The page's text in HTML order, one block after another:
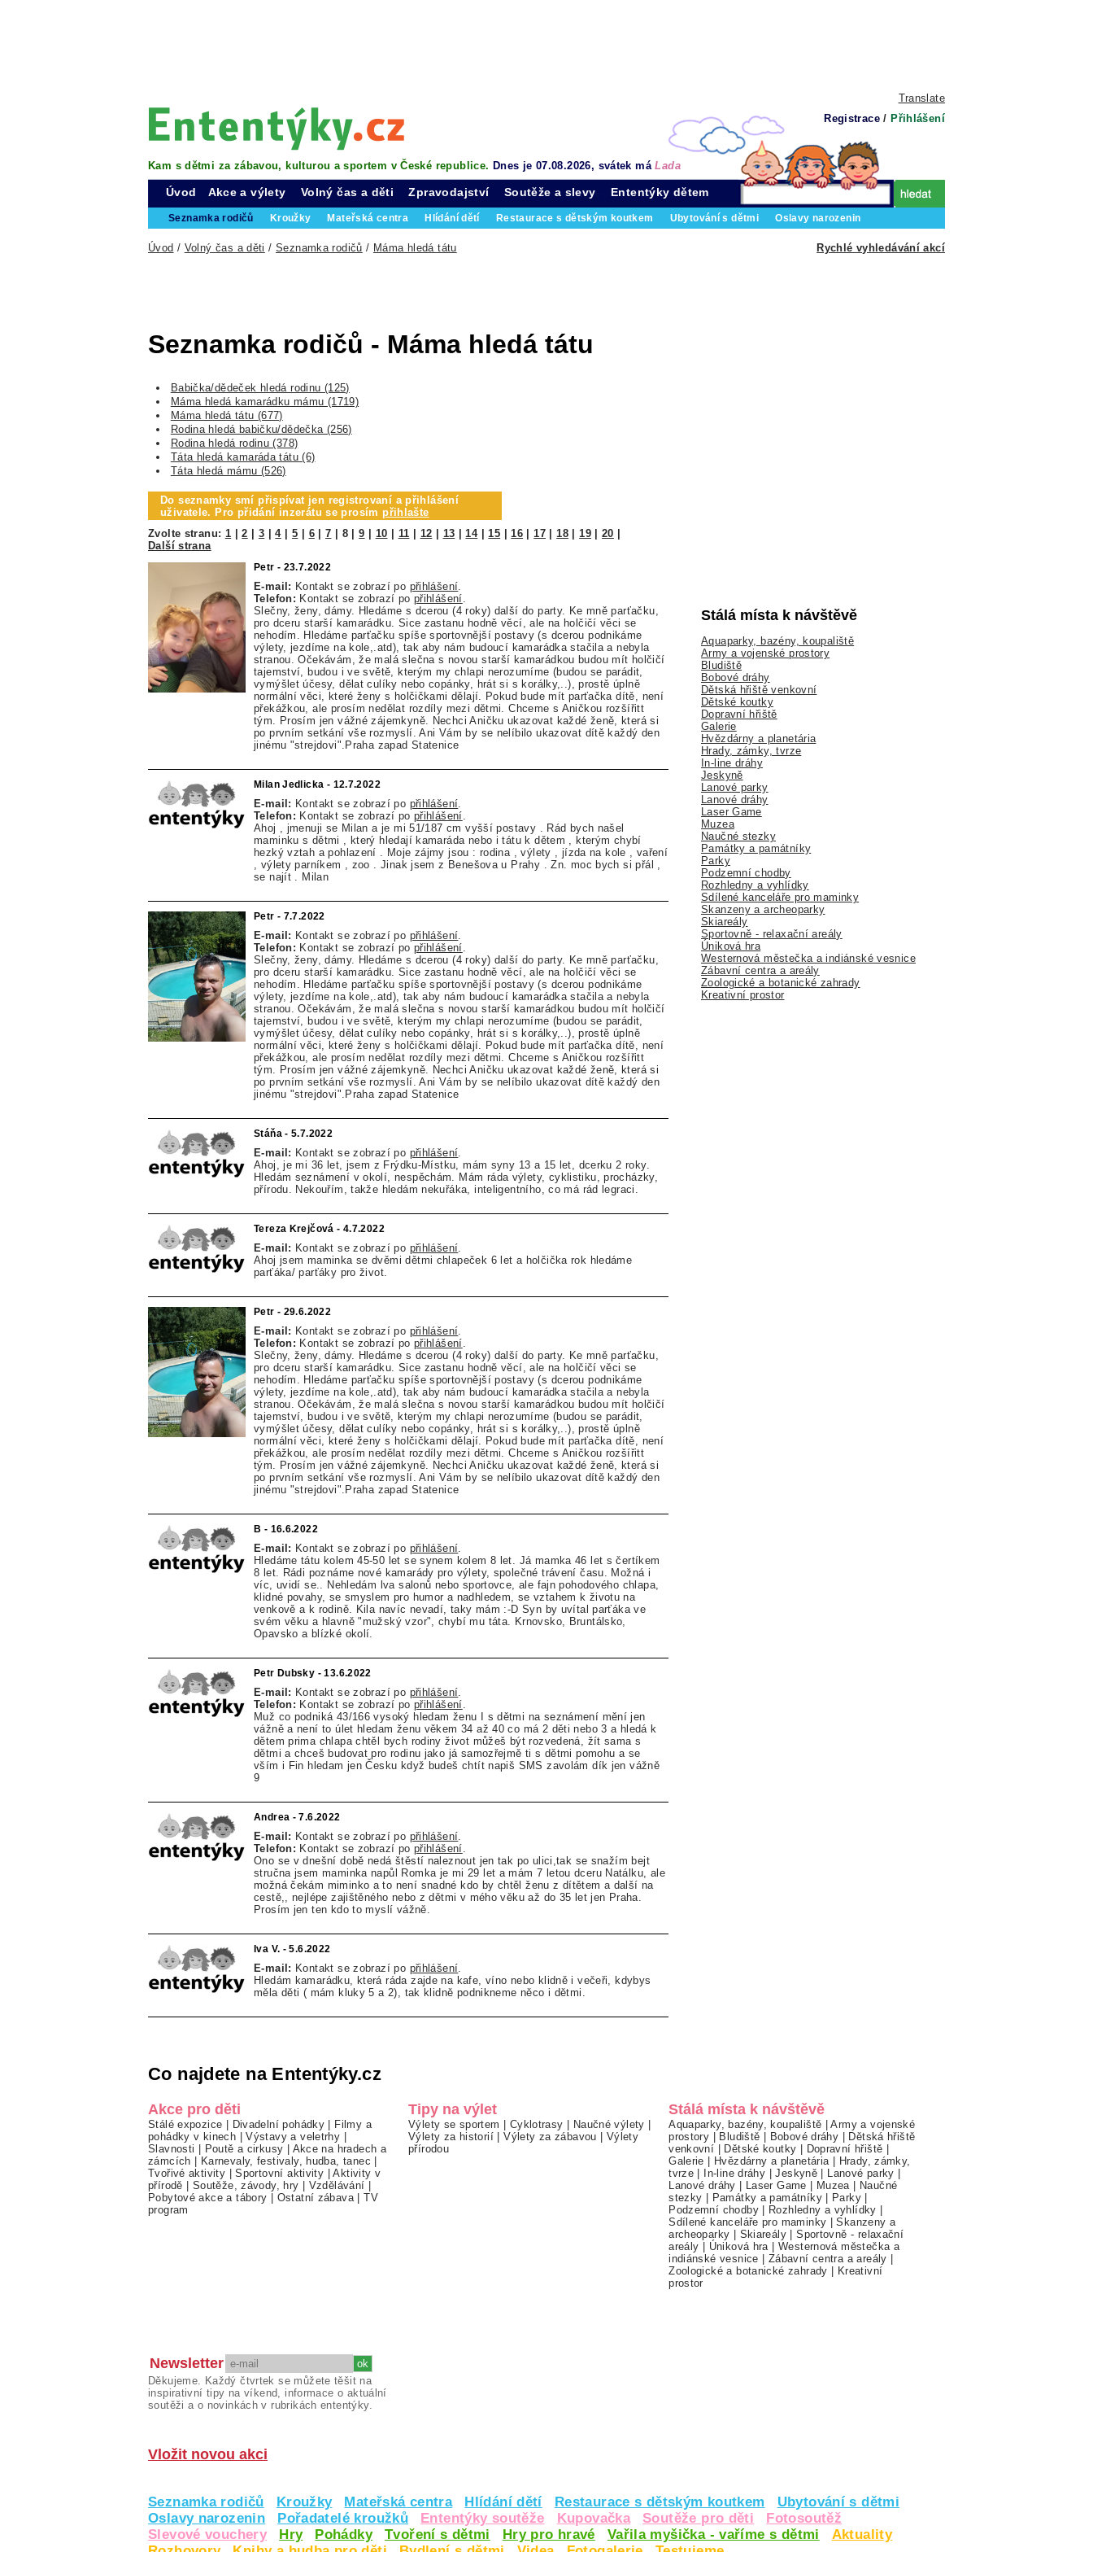
Translate
Registrace / Přihlášení
Kam s dětmi za zábavou, kulturou a sportem v České republice. Dnes je 07.08.2026, svátek máLada
Úvod Akce a výlety Volný čas a děti
Seznamka rodičů Kroužky Mateřská centra Hlídání dětí Restaurace s dětským koutkem Ubytování s dětmi Oslavy narozenin
Zpravodajství Soutěže a slevy Ententýky dětem
Rychlé vyhledávání akcí
Úvod / Volný čas a děti /Seznamka rodičů / Máma hledá tátu
Seznamka rodičů - Máma hledá tátu
Babička/dědeček hledá rodinu (125)
Máma hledá kamarádku mámu (1719)
Máma hledá tátu (677)
Rodina hledá babičku/dědečka (256)
Rodina hledá rodinu (378)
Táta hledá kamaráda tátu (6)
Táta hledá mámu (526)
Do seznamky smí přispívat jen registrovaní a přihlášení
uživatele. Pro přidání inzerátu se prosímpřihlašte
Zvolte stranu: 1 |2 3 |4| 5 6|7 8|9 10 11 12 13 |14|15 |16 |17 |18|19|20
Další strana
Petr - 23.7.2022
E-mail: Kontakt se zobrazí po přihlášení
Telefon: Kontakt se zobrazí po přihlášení
Slečny, ženy, dámy. Hledáme s dcerou (4 roky) další do party. Ke mně parťačku,
pro dceru starší kamarádku. Sice zastanu hodně věcí, ale na holčičí věci se
nehodím. Hledáme parťačku spíše sportovnější postavy (s dcerou podnikáme
výlety, jezdíme na kole,.atd), tak aby nám budoucí kamarádka stačila a nebyla
stranou. Očekávám, že malá slečna s novou starší kamarádkou budou mít holčičí
tajemství, budou i ve světě, kterým my chlapi nerozumíme (budou se parádit,
vymýšlet účesy, dělat culíky nebo copánky, hrát si s korálky,..), prostě úplně
normální věci, které ženy s holčičkami dělají. Pokud bude mít parťačka dítě, není
překážkou, ale prosím nedělat rozdíly mezi dětmi. Chceme s Aničkou rozšířitt
tým. Prosím jen vážné zájemkyně. Nechci Aničku ukazovat každé ženě, která si
po prvním setkání vše rozmyslí. Ani Vám by se nelíbilo ukazovat dítě každý den
jinému "strejdovi".Praha zapad Statenice
Milan Jedlicka - 12.7.2022
E-mail: Kontakt se zobrazí po přihlášení
Telefon: Kontakt se zobrazí po přihlášení
Ahoj , jmenuji se Milan a je mi 51/187 cm vyšší postavy . Rád bych našel
maminku s dětmi , který hledají kamaráda nebo i tátu k dětem , kterým chybí
hezký vztah a pohlazení . Moje zájmy jsou : rodina , výlety , jízda na kole , vaření
, výlety parníkem , zoo . Jinak jsem z Benešova u Prahy . Zn. moc bych si přál ,
se najít . Milan
Petr - 7.7.2022
E-mail: Kontakt se zobrazí po přihlášení
Telefon: Kontakt se zobrazí po přihlášení
Slečny, ženy, dámy. Hledáme s dcerou (4 roky) další do party. Ke mně parťačku,
pro dceru starší kamarádku. Sice zastanu hodně věcí, ale na holčičí věci se
nehodím. Hledáme parťačku spíše sportovnější postavy (s dcerou podnikáme
výlety, jezdíme na kole,.atd), tak aby nám budoucí kamarádka stačila a nebyla
stranou. Očekávám, že malá slečna s novou starší kamarádkou budou mít holčičí
tajemství, budou i ve světě, kterým my chlapi nerozumíme (budou se parádit,
vymýšlet účesy, dělat culíky nebo copánky, hrát si s korálky,..), prostě úplně
normální věci, které ženy s holčičkami dělají. Pokud bude mít parťačka dítě, není
překážkou, ale prosím nedělat rozdíly mezi dětmi. Chceme s Aničkou rozšířitt
tým. Prosím jen vážné zájemkyně. Nechci Aničku ukazovat každé ženě, která si
po prvním setkání vše rozmyslí. Ani Vám by se nelíbilo ukazovat dítě každý den
jinému "strejdovi".Praha zapad Statenice
Stáňa - 5.7.2022
E-mail: Kontakt se zobrazí po přihlášení
Ahoj, je mi 36 let, jsem z Frýdku-Místku, mám syny 13 a 15 let, dcerku 2 roky.
Hledám seznámení v okolí, nespěchám. Mám ráda výlety, cyklistiku, procházky,
přírodu. Nekouřím, takže hledám nekuřáka, inteligentního, co má rád legraci.
Tereza Krejčová - 4.7.2022
E-mail: Kontakt se zobrazí po přihlášení
Ahoj jsem maminka se dvěmi dětmi chlapeček 6 let a holčička rok hledáme
parťáka/ parťáky pro život.
Petr - 29.6.2022
E-mail: Kontakt se zobrazí po přihlášení
Telefon: Kontakt se zobrazí po přihlášení
Slečny, ženy, dámy. Hledáme s dcerou (4 roky) další do party. Ke mně parťačku,
pro dceru starší kamarádku. Sice zastanu hodně věcí, ale na holčičí věci se
nehodím. Hledáme parťačku spíše sportovnější postavy (s dcerou podnikáme
výlety, jezdíme na kole,.atd), tak aby nám budoucí kamarádka stačila a nebyla
stranou. Očekávám, že malá slečna s novou starší kamarádkou budou mít holčičí
tajemství, budou i ve světě, kterým my chlapi nerozumíme (budou se parádit,
vymýšlet účesy, dělat culíky nebo copánky, hrát si s korálky,..), prostě úplně
normální věci, které ženy s holčičkami dělají. Pokud bude mít parťačka dítě, není
překážkou, ale prosím nedělat rozdíly mezi dětmi. Chceme s Aničkou rozšířitt
tým. Prosím jen vážné zájemkyně. Nechci Aničku ukazovat každé ženě, která si
po prvním setkání vše rozmyslí. Ani Vám by se nelíbilo ukazovat dítě každý den
jinému "strejdovi".Praha zapad Statenice
B - 16.6.2022
E-mail: Kontakt se zobrazí po přihlášení
Hledáme tátu kolem 45-50 let se synem kolem 8 let. Já mamka 46 let s čertíkem
8 let. Rádi poznáme nové kamarády pro výlety, společné trávení času. Možná i
víc, uvidí se.. Nehledám lva salonů nebo sportovce, ale fajn pohodového chlapa,
klidné povahy, se smyslem pro humor a nadhledem, se vztahem k životu na
venkově a k rodině. Kila navíc nevadí, taky mám :-D Syn by uvítal parťáka ve
svém věku a hlavně "mužský vzor", chybí mu táta. Krnovsko, Bruntálsko,
Opavsko a blízké okolí.
Petr Dubsky - 13.6.2022
E-mail: Kontakt se zobrazí po přihlášení
Telefon: Kontakt se zobrazí po přihlášení
Muž co podniká 43/166 vysoký hledam ženu I s dětmi na seznámení mění jen
vážně a není to úlet hledam ženu věkem 34 až 40 co má 2 děti nebo 3 a hledá k
dětem prima chlapa chtěl bych rodiny život můžeš být rozvedená, žít sama s
dětmi a chceš budovat pro rodinu jako já samozřejmě ti s dětmi pomohu a se
vším i Fin hledam jen Česku když budeš chtít napiš SMS zavolám dík jen vážně
9
Andrea - 7.6.2022
E-mail: Kontakt se zobrazí po přihlášení
Telefon: Kontakt se zobrazí po přihlášení
Ono se v dnešní době nedá štěstí naleznout jen tak po ulici,tak se snažím bejt
stručna jsem maminka napůl Romka je mi 29 let a mám 7 letou dceru Natálku, ale
možná čekám miminko a to není snadné kdo by chtěl ženu z dítětem a další na
cestě,, nejlépe zajištěného nebo z dětmi v mého věku až do 35 let jen Praha.
Prosím jen ten kdo to myslí vážně.
Iva V. - 5.6.2022
E-mail: Kontakt se zobrazí po přihlášení
Hledám kamarádku, která ráda zajde na kafe, víno nebo klidně i večeři, kdybys
měla děti ( mám kluky 5 a 2), tak klidně podnikneme něco i dětmi.
Stálá místa k návštěvě
Aquaparky, bazény, koupaliště
Army a vojenské prostory
Bludiště
Bobové dráhy
Dětská hřiště venkovní
Dětské koutky
Dopravní hřiště
Galerie
Hvězdárny a planetária
Hrady, zámky, tvrze
In-line dráhy
Jeskyně
Lanové parky
Lanové dráhy
Laser Game
Muzea
Naučné stezky
Památky a památníky
Parky
Podzemní chodby
Rozhledny a vyhlídky
Sdílené kanceláře pro maminky
Skanzeny a archeoparky
Skiareály
Sportovně - relaxační areály
Úniková hra
Westernová městečka a indiánské vesnice
Zábavní centra a areály
Zoologické a botanické zahrady
Kreativní prostor
Co najdete na Ententýky.cz
Akce pro děti
Stálé expozice Divadelní pohádky
Filmy a
pohádky v kinech |Výstavy a veletrhy
Slavnosti
Poutě a cirkusy
Akce na hradech a
zámcích
Karnevaly, festivaly, hudba, tanec
Tvořivé aktivity |Sportovní aktivity |Aktivity v
přírodě
Soutěže, závody, hry Vzdělávání
Pobytové akce a tábory
Ostatní zábava |TV
program
Tipy na výlet
Výlety se sportem Cyklotrasy Naučné výlety
Výlety za historií |Výlety za zábavou
Výlety
přírodou
Stálá místa k návštěvě
Aquaparky, bazény, koupaliště |Army a vojenské
prostory
Bludiště Bobové dráhy
Dětská hřiště
venkovní
Dětské koutky Dopravní hřiště
Galerie
Hvězdárny a planetária
Hrady, zámky,
tvrze
In-line dráhy |Jeskyně Lanové parky
Lanové dráhy
Laser Game Muzea
Naučné
stezky
Památky a památníky| Parky
Podzemní chodby| Rozhledny a vyhlídky
Sdílené kanceláře pro maminky |Skanzeny a
archeoparky
Skiareály |Sportovně - relaxační
areály
Úniková hra |Westernová městečka a
indiánské vesnice
Zábavní centra a areály
Zoologické a botanické zahrady
Kreativní
prostor
Newsletter
Děkujeme. Každý čtvrtek se můžete těšit na
inspirativní tipy na víkend, informace o aktuální
soutěži a o novinkách v rubrikách ententýky.
Vložit novou akci
Seznamka rodičů Kroužky Mateřská centra Hlídání dětí Restaurace s dětským koutkem
Ubytování s dětmi
Oslavy narozenin
Pořadatelé kroužků Ententýky soutěže Kupovačka Soutěže pro děti
Fotosoutěž
Slevové vouchery
Hry Pohádky Tvoření s dětmi Hry pro hravé Vařila myšička - vaříme s dětmi
Aktuality